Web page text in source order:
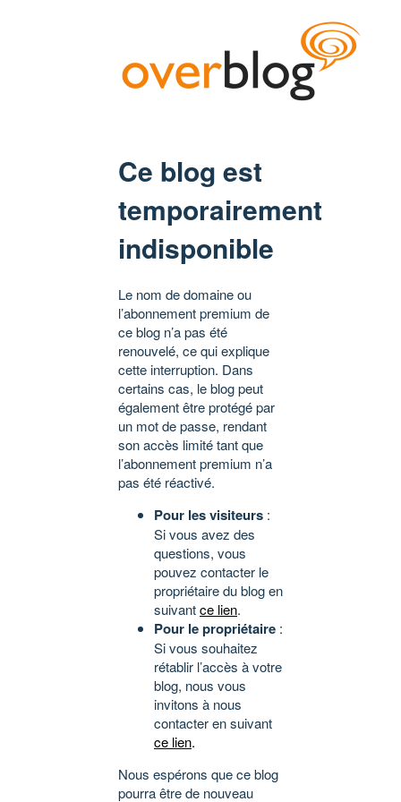
Ce blog est
temporairement
indisponible
Le nom de domaine ou
l’abonnement premium de
ce blog n’a pas été
renouvelé, ce qui explique
cette interruption. Dans
certains cas, le blog peut
également être protégé par
un mot de passe, rendant
son accès limité tant que
l’abonnement premium n’a
pas été réactivé.
Pour les visiteurs :
Si vous avez des
questions, vous
pouvez contacter le
propriétaire du blog en
suivantce lien.
Pour le propriétaire :
Si vous souhaitez
rétablir l’accès à votre
blog, nous vous
invitons à nous
contacter en suivant
ce lien.
Nous espérons que ce blog
pourra être de nouveau